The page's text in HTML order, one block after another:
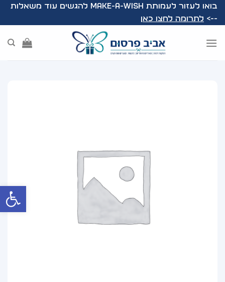
פתח
Skip
to
בואו לעזור לעמותת Make-A-Wish להגשים עוד משאלות
--> לתרומה לחצו כאן